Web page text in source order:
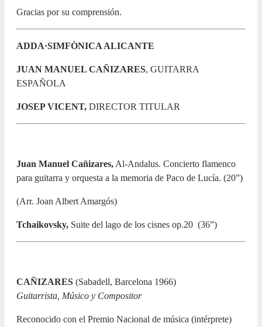
Gracias por su comprensión.
ADDA·SIMFÒNICA ALICANTE
JUAN MANUEL CAÑIZARES, GUITARRA
ESPAÑOLA
JOSEP VICENT, DIRECTOR TITULAR
Juan Manuel Cañizares, Al-Andalus. Concierto flamenco
para guitarra y orquesta a la memoria de Paco de Lucía. (20”)
(Arr. Joan Albert Amargós)
Tchaikovsky, Suite del lago de los cisnes op.20 (36”)
CAÑIZARES (Sabadell, Barcelona 1966)
Guitarrista, Músico y Compositor
Reconocido con el Premio Nacional de música (intérprete)